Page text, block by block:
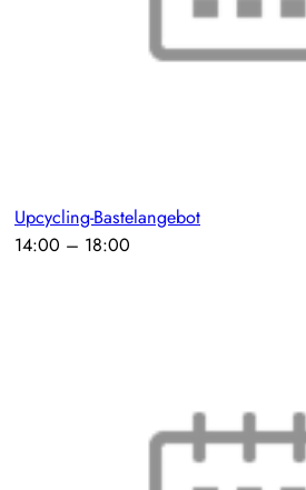
Upcycling-Bastelangebot
14:00 – 18:00